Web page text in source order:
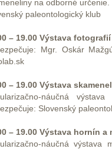
na odborné
paleontologický klub
– 19.00 Výstava
Mgr. Oskár
– 19.00 Výstava
náučná
Slovenský
– 19.00 Výstava hornín
náučná